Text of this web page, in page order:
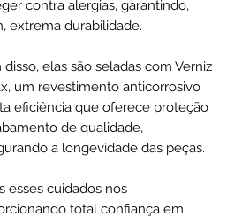
contra alergias, garantindo,
extrema durabilidade.
disso, elas são seladas com Verniz
um revestimento anticorrosivo
eficiência que oferece proteção
de qualidade,
a longevidade das peças.
esses cuidados nos
total confiança em